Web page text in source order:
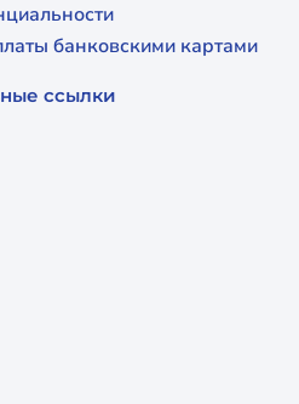
банковскими картами
ссылки